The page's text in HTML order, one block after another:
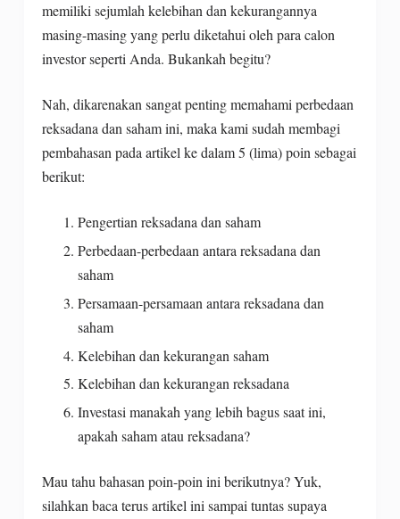
memiliki sejumlah kelebihan dan kekurangannya
masing-masing yang perlu diketahui oleh para calon
investor seperti Anda. Bukankah begitu?
Nah, dikarenakan sangat penting memahami perbedaan
reksadana dan saham ini, maka kami sudah membagi
pembahasan pada artikel ke dalam 5 (lima) poin sebagai
berikut:
Pengertian reksadana dan saham
Perbedaan-perbedaan antara reksadana dan
saham
Persamaan-persamaan antara reksadana dan
saham
Kelebihan dan kekurangan saham
Kelebihan dan kekurangan reksadana
Investasi manakah yang lebih bagus saat ini,
apakah saham atau reksadana?
Mau tahu bahasan poin-poin ini berikutnya? Yuk,
silahkan baca terus artikel ini sampai tuntas supaya